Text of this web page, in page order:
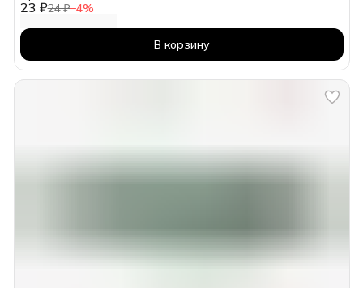
23 ₽24 ₽−4%
В корзину